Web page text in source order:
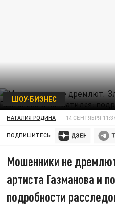
ШОУ-БИЗНЕС
НАТАЛИЯ РОДИНА 14 СЕНТЯБРЯ
ПОДПИШИТЕСЬ:
Мошенники не
артиста Газманова и
подробности